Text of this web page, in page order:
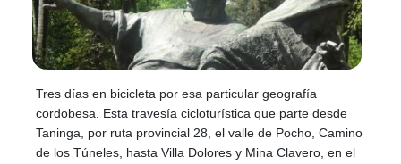
Tres días en bicicleta por esa particular geografía
cordobesa. Esta travesía cicloturística que parte desde
Taninga, por ruta provincial 28, el valle de Pocho, Camino
de los Túneles, hasta Villa Dolores y Mina Clavero, en el